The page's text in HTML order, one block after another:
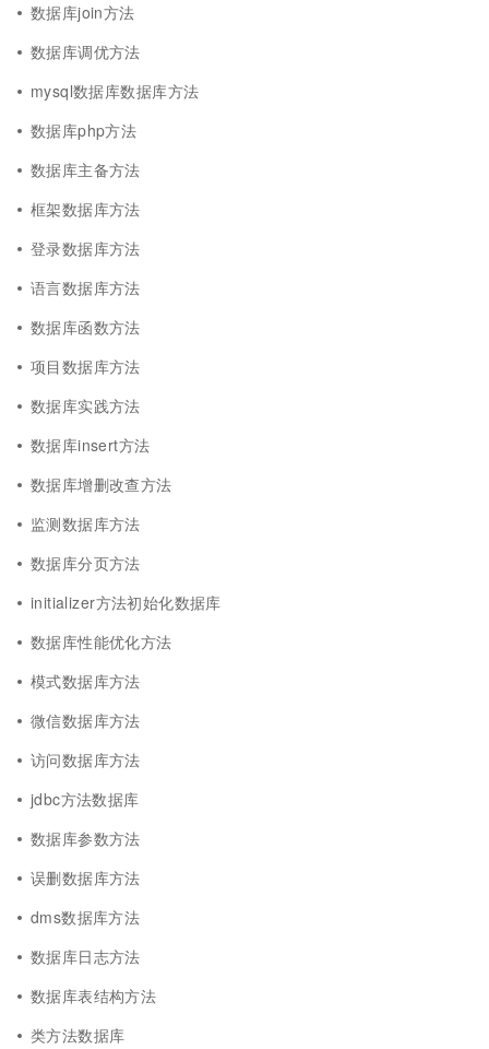
数据库join方法
数据库调优方法
mysql数据库数据库方法
数据库php方法
数据库主备方法
框架数据库方法
登录数据库方法
语言数据库方法
数据库函数方法
项目数据库方法
数据库实践方法
数据库insert方法
数据库增删改查方法
监测数据库方法
数据库分页方法
initializer方法初始化数据库
数据库性能优化方法
模式数据库方法
微信数据库方法
访问数据库方法
jdbc方法数据库
数据库参数方法
误删数据库方法
dms数据库方法
数据库日志方法
数据库表结构方法
类方法数据库